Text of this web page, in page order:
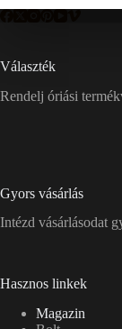
Választék
Rendelj óriási
Gyors vásárlás
Intézd vásárlásodat
Hasznos linkek
Magazin